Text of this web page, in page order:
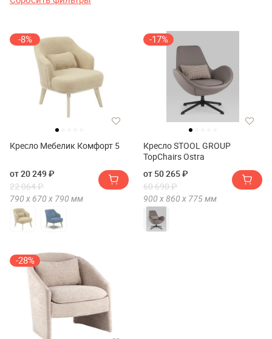
-8%
Кресло Мебелик Комфорт 5
от 20 249 ₽
22 064 ₽
790 х 670 х 790 мм
-17%
Кресло STOOL GROUP
TopChairs Ostra
от 50 265 ₽
60 690 ₽
900 х860 х 775мм
-28%